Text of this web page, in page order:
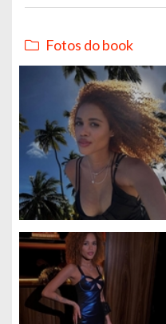
Fotos do book